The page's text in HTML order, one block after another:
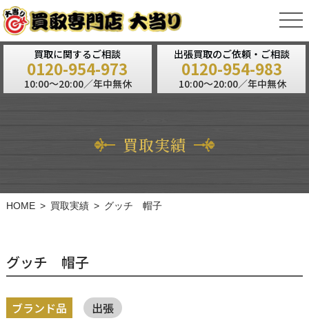
買取に関するご相談
0120-954-973
10:00～20:00／年中無休
出張買取のご依頼・ご相談
0120-954-983
10:00～20:00／年中無休
買取実績
HOME 買取実績 グッチ 帽子
グッチ 帽子
ブランド品 出張